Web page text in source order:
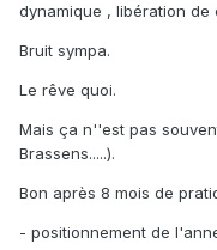
dynamique , libération de
Bruit sympa.
Le rêve quoi.
Mais ça n''est pas
Brassens.....).
Bon après 8 mois de
- positionnement de